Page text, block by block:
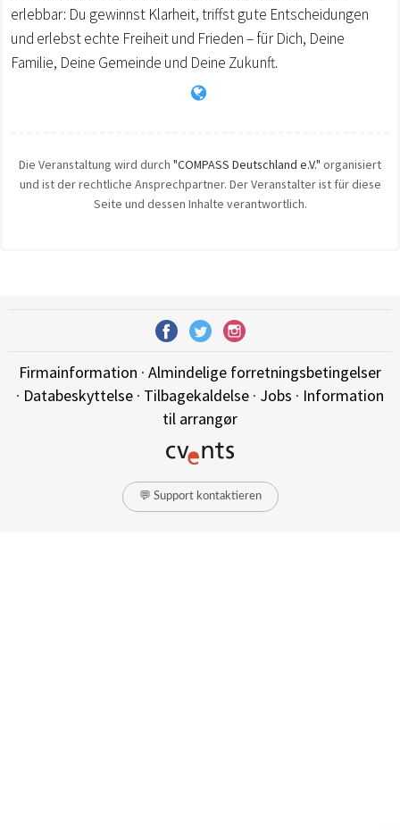
erlebbar: Du gewinnst Klarheit, triffst gute Entscheidungen
und erlebst echte Freiheit und Frieden – für Dich, Deine
Familie, Deine Gemeinde und Deine Zukunft.
Die Veranstaltung wird durch "COMPASS Deutschland e.V." organisiert
und ist der rechtliche Ansprechpartner. Der Veranstalter ist für diese
Seite und dessen Inhalte verantwortlich.
Firmainformation · Almindelige forretningsbetingelser
· Databeskyttelse · Tilbagekaldelse · Jobs · Information
til arrangør
💬 Support kontaktieren